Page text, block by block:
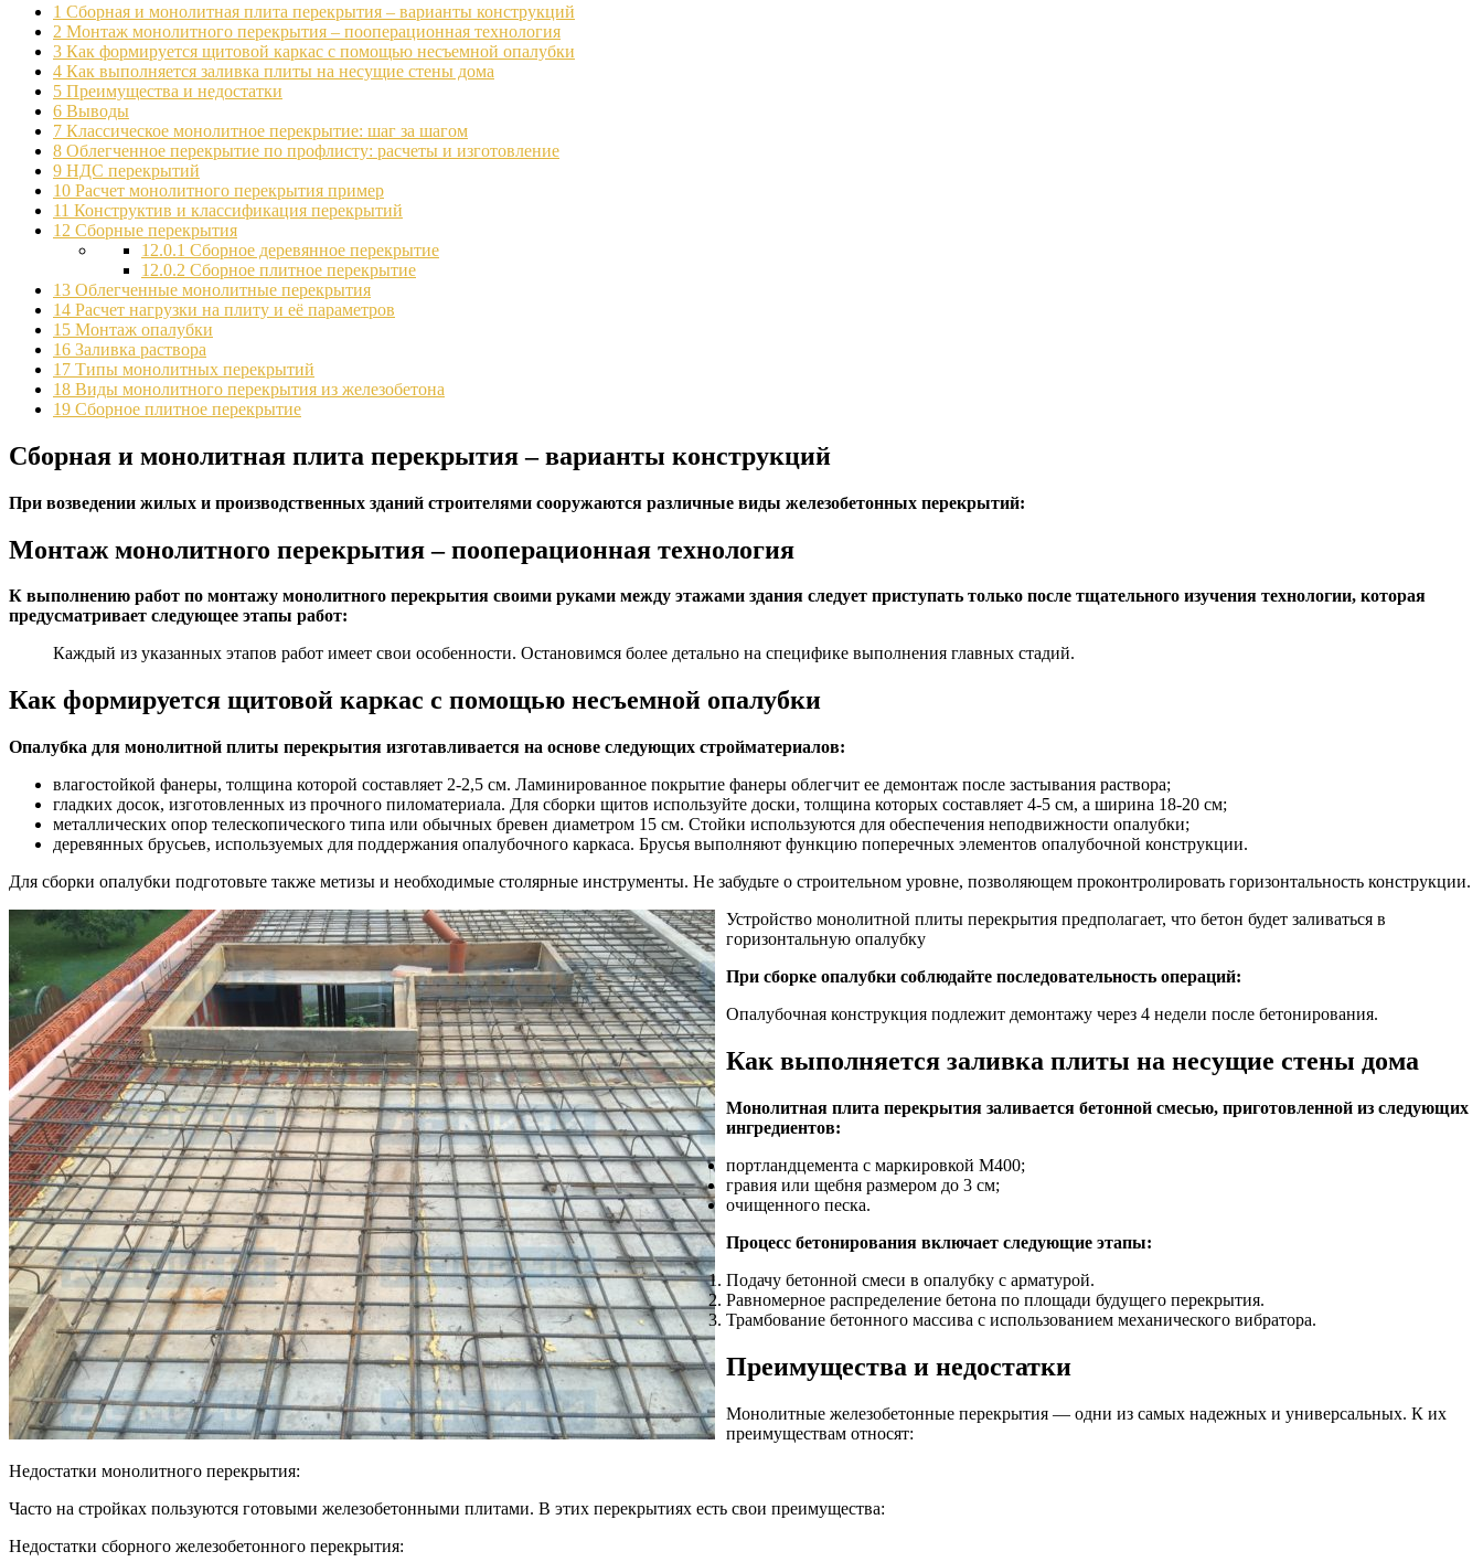
1 Сборная и монолитная плита перекрытия – варианты конструкций
2 Монтаж монолитного перекрытия – пооперационная технология
3 Как формируется щитовой каркас с помощью несъемной опалубки
4 Как выполняется заливка плиты на несущие стены дома
5 Преимущества и недостатки
6 Выводы
7 Классическое монолитное перекрытие: шаг за шагом
8 Облегченное перекрытие по профлисту: расчеты и изготовление
9 НДС перекрытий
10 Расчет монолитного перекрытия пример
11 Конструктив и классификация перекрытий
12 Сборные перекрытия
12.0.1 Сборное деревянное перекрытие
12.0.2 Сборное плитное перекрытие
13 Облегченные монолитные перекрытия
14 Расчет нагрузки на плиту и её параметров
15 Монтаж опалубки
16 Заливка раствора
17 Типы монолитных перекрытий
18 Виды монолитного перекрытия из железобетона
19 Сборное плитное перекрытие
Сборная и монолитная плита перекрытия – варианты конструкций
При возведении жилых и производственных зданий строителями сооружаются различные виды железобетонных перекрытий:
Монтаж монолитного перекрытия – пооперационная технология
К выполнению работ по монтажу монолитного перекрытия своими руками между этажами здания следует приступать только после тщательного изучения технологии, которая
предусматривает следующее этапы работ:
Каждый из указанных этапов работ имеет свои особенности. Остановимся более детально на специфике выполнения главных стадий.
Как формируется щитовой каркас с помощью несъемной опалубки
Опалубка для монолитной плиты перекрытия изготавливается на основе следующих стройматериалов:
влагостойкой фанеры, толщина которой составляет 2-2,5 см. Ламинированное покрытие фанеры облегчит ее демонтаж после застывания раствора;
гладких досок, изготовленных из прочного пиломатериала. Для сборки щитов используйте доски, толщина которых составляет 4-5 см, а ширина 18-20 см;
металлических опор телескопического типа или обычных бревен диаметром 15 см. Стойки используются для обеспечения неподвижности опалубки;
деревянных брусьев, используемых для поддержания опалубочного каркаса. Брусья выполняют функцию поперечных элементов опалубочной конструкции.
Для сборки опалубки подготовьте также метизы и необходимые столярные инструменты. Не забудьте о строительном уровне, позволяющем проконтролировать горизонтальность конструкции.
Устройство монолитной плиты перекрытия предполагает, что бетон будет заливаться в
горизонтальную опалубку
При сборке опалубки соблюдайте последовательность операций:
Опалубочная конструкция подлежит демонтажу через 4 недели после бетонирования.
Как выполняется заливка плиты на несущие стены дома
Монолитная плита перекрытия заливается бетонной смесью, приготовленной из следующих
ингредиентов:
портландцемента с маркировкой М400;
гравия или щебня размером до 3 см;
очищенного песка.
Процесс бетонирования включает следующие этапы:
Подачу бетонной смеси в опалубку с арматурой.
Равномерное распределение бетона по площади будущего перекрытия.
Трамбование бетонного массива с использованием механического вибратора.
Преимущества и недостатки
Монолитные железобетонные перекрытия — одни из самых надежных и универсальных. К их
преимуществам относят:
Недостатки монолитного перекрытия:
Часто на стройках пользуются готовыми железобетонными плитами. В этих перекрытиях есть свои преимущества:
Недостатки сборного железобетонного перекрытия: